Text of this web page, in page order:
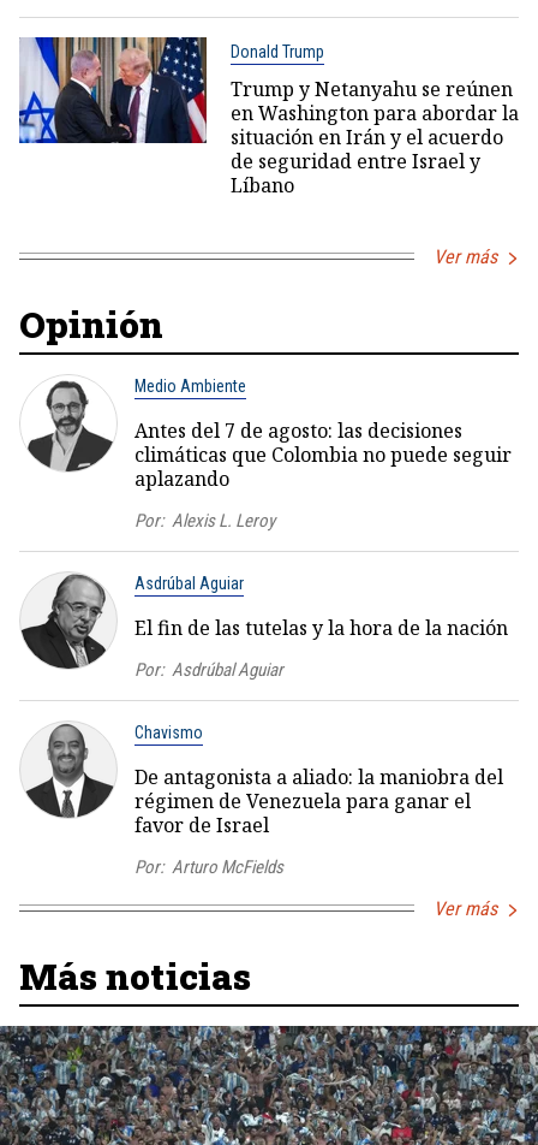
Donald Trump
Trump y Netanyahu se reúnen
en Washington para abordar la
situación en Irán y el acuerdo
de seguridad entre Israel y
Líbano
Ver más
Opinión
Medio Ambiente
Antes del 7 de agosto: las decisiones
climáticas que Colombia no puede seguir
aplazando
Por: Alexis L. Leroy
Asdrúbal Aguiar
El fin de las tutelas y la hora de la nación
Por: Asdrúbal Aguiar
Chavismo
De antagonista a aliado: la maniobra del
régimen de Venezuela para ganar el
favor de Israel
Por: Arturo McFields
Ver más
Más noticias